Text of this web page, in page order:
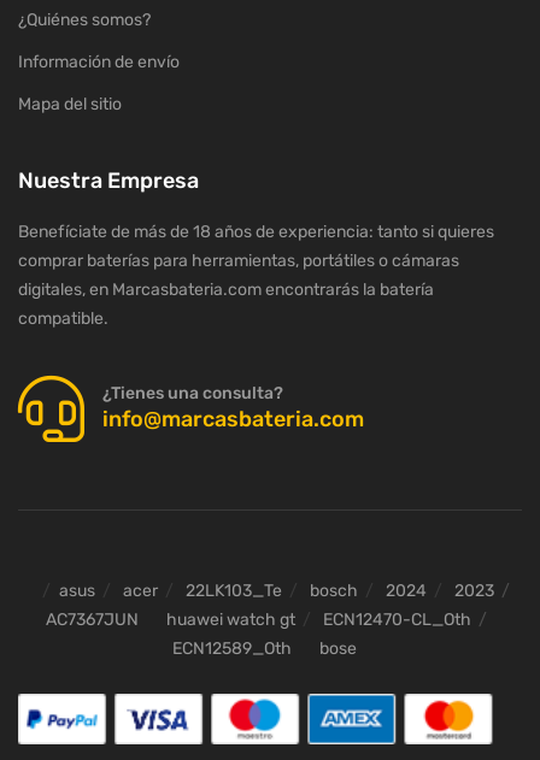
¿Quiénes somos?
Información de envío
Mapa del sitio
Nuestra Empresa
Benefíciate de más de 18 años de experiencia: tanto si quieres
comprar baterías para herramientas, portátiles o cámaras
digitales, en Marcasbateria.com encontrarás la batería
compatible.
¿Tienes una consulta?
info@marcasbateria.com
asus acer 22LK103_Te bosch 2024
2023
AC7367JUN
huawei watch gt
ECN12470-CL_Oth
ECN12589_Oth
bose